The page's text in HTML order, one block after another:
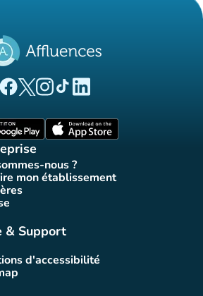
(nouvel onglet)
(nouvel onglet)
(nouvel onglet)
(nouvel onglet)
(nouvel onglet)
nous ?
(nouvel onglet)
mon établissement
(nouvel onglet)
onglet)
onglet)
onglet)
& Support
onglet)
d'accessibilité
(nouvel onglet)
onglet)